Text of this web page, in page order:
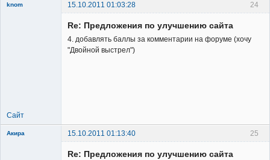
24
knom 15.10.2011 01:03:28
Re: Предложения по улучшению сайта
4. добавлять баллы за комментарии на форуме (хочу
"Двойной выстрел")
Сайт
25
Акира 15.10.2011 01:13:40
Re: Предложения по улучшению сайта